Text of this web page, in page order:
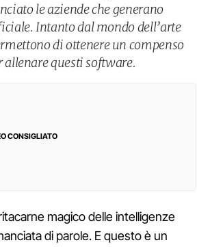
le aziende che generano
Intanto dal mondo dell’arte
di ottenere un compenso
allenare questi software.
CONSIGLIATO
magico delle intelligenze
di parole. E questo è un